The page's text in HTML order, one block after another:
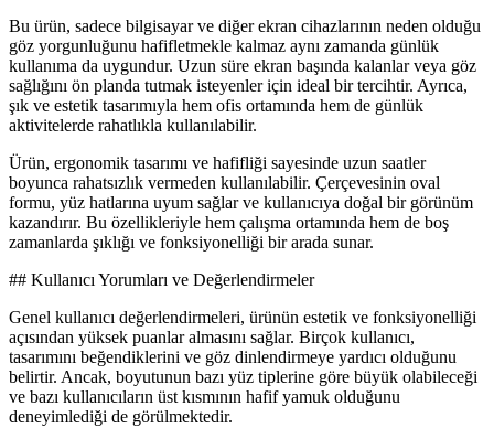
Bu ürün, sadece bilgisayar ve diğer ekran cihazlarının neden olduğu
göz yorgunluğunu hafifletmekle kalmaz aynı zamanda günlük
kullanıma da uygundur. Uzun süre ekran başında kalanlar veya göz
sağlığını ön planda tutmak isteyenler için ideal bir tercihtir. Ayrıca,
şık ve estetik tasarımıyla hem ofis ortamında hem de günlük
aktivitelerde rahatlıkla kullanılabilir.
Ürün, ergonomik tasarımı ve hafifliği sayesinde uzun saatler
boyunca rahatsızlık vermeden kullanılabilir. Çerçevesinin oval
formu, yüz hatlarına uyum sağlar ve kullanıcıya doğal bir görünüm
kazandırır. Bu özellikleriyle hem çalışma ortamında hem de boş
zamanlarda şıklığı ve fonksiyonelliği bir arada sunar.
## Kullanıcı Yorumları ve Değerlendirmeler
Genel kullanıcı değerlendirmeleri, ürünün estetik ve fonksiyonelliği
açısından yüksek puanlar almasını sağlar. Birçok kullanıcı,
tasarımını beğendiklerini ve göz dinlendirmeye yardıcı olduğunu
belirtir. Ancak, boyutunun bazı yüz tiplerine göre büyük olabileceği
ve bazı kullanıcıların üst kısmının hafif yamuk olduğunu
deneyimlediği de görülmektedir.